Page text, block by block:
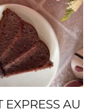
AU